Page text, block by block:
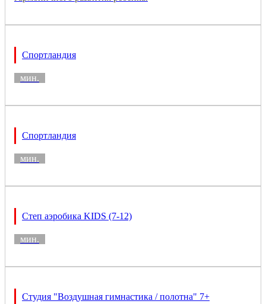
Спортландия
мин.
Спортландия
мин.
Степ аэробика KIDS (7-12)
мин.
Студия "Воздушная гимнастика / полотна" 7+